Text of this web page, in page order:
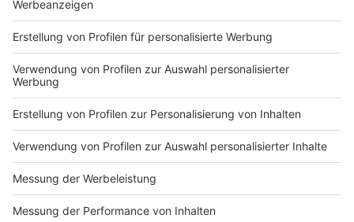
Markiere sie hierfür mit einem
Impressum Newsletter